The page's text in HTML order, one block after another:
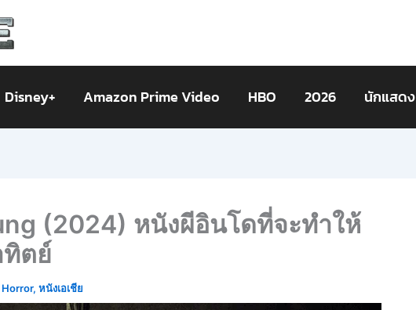
Disney+ Amazon Prime Video HBO 2026 นักแสดง
(2024) หนังผีอินโดที่จะทำให้
ตย์
, หนังเอเชีย